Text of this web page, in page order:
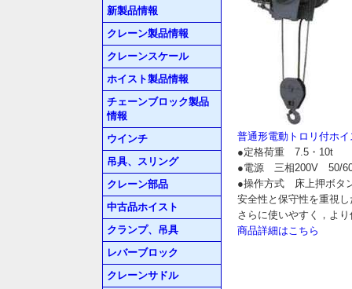
新製品情報
クレーン製品情報
クレーンスケール
ホイスト製品情報
チェーンブロック製品
情報
ウインチ
吊具、スリング
クレーン部品
中古品ホイスト
クランプ、吊具
レバーブロック
クレーンサドル
普通形電動トロリ付ホ
●定格荷重 7.5・10t
●電源 三相200V 50/
●操作方式 床上押ボタ
安全性と保守性を重視
さらに使いやすく，よ
商品詳細はこちら